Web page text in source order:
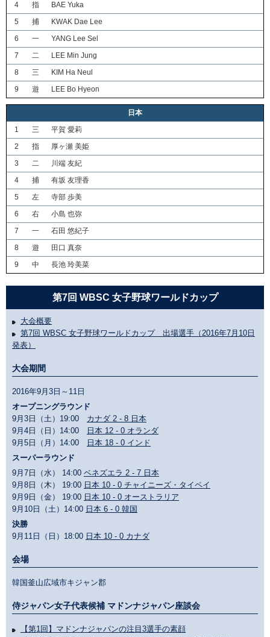
4
指
BAE Yuka
5
捕
KWAK Dae Lee
6
一
YANG Lee Sel
7
二
LEE Min Jung
8
三
KIM Ha Neul
9
遊 LEE Bo Hyeon
日本
1
三
平賀 愛莉
2
指
厚ヶ瀬 美姫
3
二
川端 友紀
4
捕
有坂 友理香
5
左
寺部 歩美
6
右
小島 也弥
7
一
石田 悠紀子
8
遊
田口 真奈
9
中 長池 玲美菜
第7回 WBSC 女子野球ワールドカップ
大会概要
第7回 WBSC 女子野球ワールドカップ 出場選手（2016年7月10日
発表）
大会期間
2016年9月3日～11日
オープニングラウンド
9月3日（土）19:00 カナダ 2 - 8 日本
9月4日（日）14:00
日本 12 - 0 オランダ
9月5日（月）14:00
日本 18 - 0 インド
スーパーラウンド
9月7日（水） 14:00 ベネズエラ 2 - 7 日本
9月8日（木） 19:00 日本 10 - 0 チャイニーズ・タイペイ
9月9日（金） 19:00 日本 10 - 0 オーストラリア
9月10日（土）14:00 日本 6 - 0 韓国
決勝
9月11日（日）18:00 日本 10 - 0 カナダ
会場
韓国釜山広域市キジャン郡
侍ジャパン女子代表候補 マドンナジャパン座談会
【第1回】マドンナジャパンの注目3選手の素顔